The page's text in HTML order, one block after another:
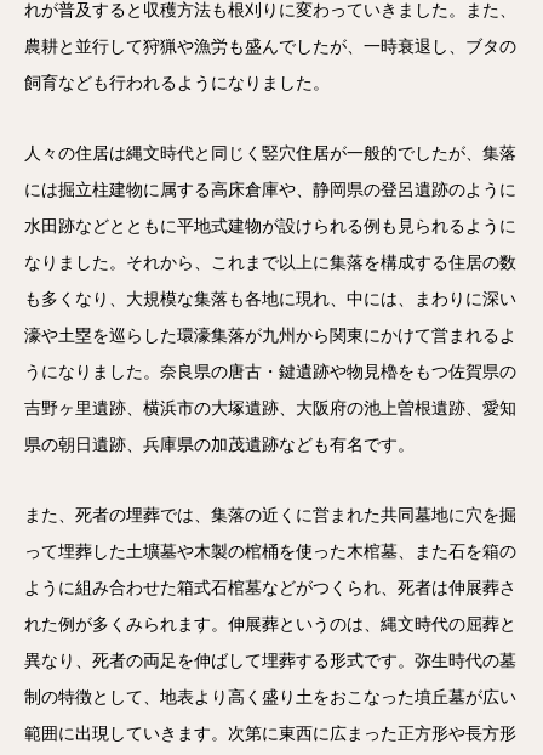
れが普及すると収穫方法も根刈りに変わっていきました。また、
農耕と並行して狩猟や漁労も盛んでしたが、一時衰退し、ブタの
飼育なども行われるようになりました。
人々の住居は縄文時代と同じく竪穴住居が一般的でしたが、集落
には掘立柱建物に属する高床倉庫や、静岡県の登呂遺跡のように
水田跡などとともに平地式建物が設けられる例も見られるように
なりました。それから、これまで以上に集落を構成する住居の数
も多くなり、大規模な集落も各地に現れ、中には、まわりに深い
濠や土塁を巡らした環濠集落が九州から関東にかけて営まれるよ
うになりました。奈良県の唐古・鍵遺跡や物見櫓をもつ佐賀県の
吉野ヶ里遺跡、横浜市の大塚遺跡、大阪府の池上曽根遺跡、愛知
県の朝日遺跡、兵庫県の加茂遺跡なども有名です。
また、死者の埋葬では、集落の近くに営まれた共同墓地に穴を掘
って埋葬した土壙墓や木製の棺桶を使った木棺墓、また石を箱の
ように組み合わせた箱式石棺墓などがつくられ、死者は伸展葬さ
れた例が多くみられます。伸展葬というのは、縄文時代の屈葬と
異なり、死者の両足を伸ばして埋葬する形式です。弥生時代の墓
制の特徴として、地表より高く盛り土をおこなった墳丘墓が広い
範囲に出現していきます。次第に東西に広まった正方形や長方形